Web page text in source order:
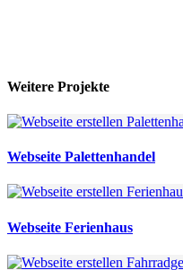
Weitere Projekte
Webseite Palettenhandel
Webseite Ferienhaus